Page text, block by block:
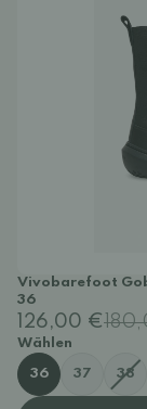
Vivobarefoot
36
126,00 €
Wählen
36 37 38